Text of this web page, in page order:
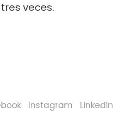
veces.
Instagram
Linkedin